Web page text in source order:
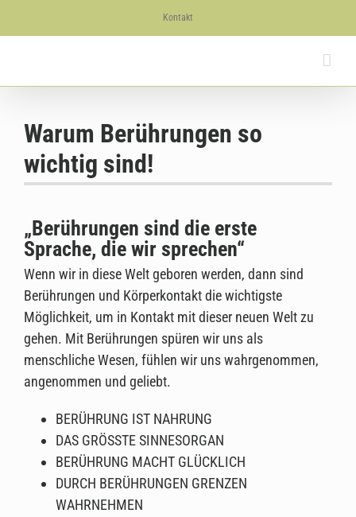
Kontakt
Warum Berührungen so
wichtig sind!
„Berührungen sind die erste
Sprache, die wir sprechen“
Wenn wir in diese Welt geboren werden, dann sind
Berührungen und Körperkontakt die wichtigste
Möglichkeit, um in Kontakt mit dieser neuen Welt zu
gehen. Mit Berührungen spüren wir uns als
menschliche Wesen, fühlen wir uns wahrgenommen,
angenommen und geliebt.
BERÜHRUNG IST NAHRUNG
DAS GRÖSSTE SINNESORGAN
BERÜHRUNG MACHT GLÜCKLICH
DURCH BERÜHRUNGEN GRENZEN
WAHRNEHMEN